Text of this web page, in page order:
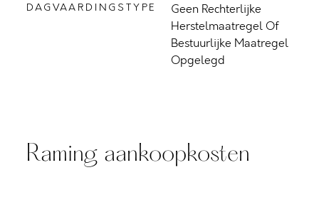
DAGVAARDINGSTYPE
Geen Rechterlijke
Herstelmaatregel Of
Bestuurlijke Maatregel
Opgelegd
Raming aankoopkosten